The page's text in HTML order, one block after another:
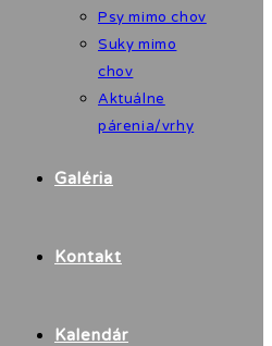
Psy mimo chov
Suky mimo
chov
Aktuálne
párenia/vrhy
Galéria
Kontakt
Kalendár